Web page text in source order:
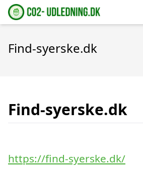
Find-syerske.dk
Find-syerske.dk
https://find-syerske.dk/